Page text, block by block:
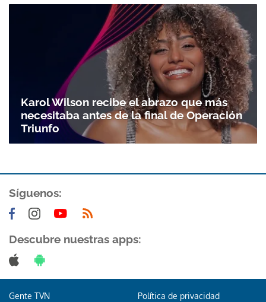
Gracias por suscribirte a nuestro boletín.
ACEPTAR
Karol Wilson recibe el abrazo que más
necesitaba antes de la final de Operación
Triunfo
Síguenos:
Descubre nuestras apps:
Gente TVN Política de privacidad